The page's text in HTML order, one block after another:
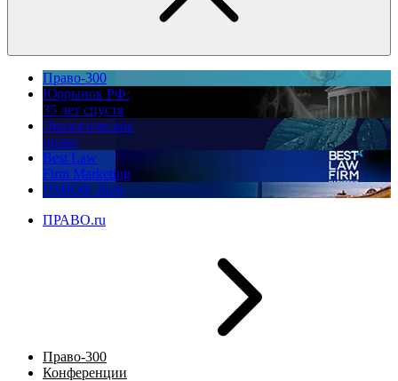
Право-300
Юррынок РФ:
35 лет спустя
Экологическое
право
Best Law
Firm Marketing
ПМЮФ 2026
ПРАВО.ru
Право-300
Конференции